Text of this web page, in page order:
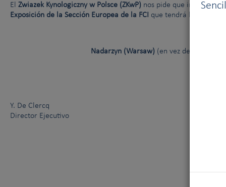
El Zwiazek Kynologiczny w Polsce (ZKwP) nos pide que
Exposición de la Sección Europea de la FCI que tendrá lugar en
Nadarzyn (Warsaw) (en vez de Kielce):
Y. De Clercq
Director Ejecutivo